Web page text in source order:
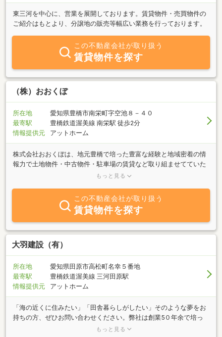
東三河を中心に、営業を展開しております。賃貸物件・売買物件の
ご紹介はもとより、分譲地の販売等幅広い業務を行っております。
この不動産会社が取り扱う
賃貸物件を探す
（株）おおくぼ
所在地
愛知県豊橋市南栄町字空池８－４０
最寄駅
豊橋鉄道渥美線 南栄駅 徒歩2分
情報提供元
アットホーム
株式会社おおくぼは、地元豊橋で培った豊富な経験と地域密着の情
報力で土地物件・中古物件・駐車場の賃貸など取り組ませてていた
だいております。また、公開している物件以外にも新築・中古住宅
です。不動産のことで何かお困りの方は、何でもお気軽にご相談下
さい。お客様１人ひとりに合った住まいをご提案させていただきま
もっと見る
この不動産会社が取り扱う
賃貸物件を探す
大羽建設（有）
所在地
愛知県田原市高松町名幸５番地
最寄駅
豊橋鉄道渥美線 三河田原駅
情報提供元
アットホーム
「海の近くに住みたい」「田舎暮らしがしたい」そのような夢をお
持ちの方、ぜひお問い合わせください。弊社は創業5０年余で培っ
た知識と人脈を生かし、お客様のご要望に見合った物件を、誠意を
もっと見る